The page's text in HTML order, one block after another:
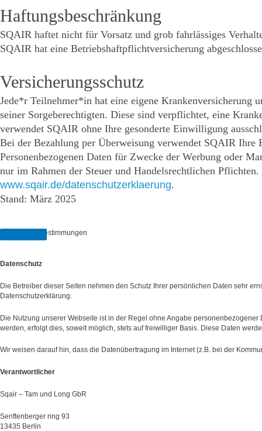
Haftungsbeschränkung
SQAIR haftet nicht für Vorsatz und grob fahrlässiges
SQAIR hat eine Betriebshaftpflichtversicherung
Versicherungsschutz
Jede*r Teilnehmer*in hat eine eigene
seiner Sorgeberechtigten. Diese sind verpflichtet, eine
verwendet SQAIR ohne Ihre gesonderte Einwilligung
Bei der Bezahlung per Überweisung verwendet SQAIR
Personenbezogenen Daten für Zwecke der Werbung oder
www.sqair.de/datenschutzerklaerung.
Stand: März 2025
Datenschutzbestimmungen
Datenschutz
Die Betreiber dieser Seiten nehmen den Schutz Ihrer persönlichen Daten sehr
Datenschutzerklärung.
Die Nutzung unserer Webseite ist in der Regel ohne Angabe
werden, erfolgt dies, soweit möglich, stets auf freiwilliger Basis. Diese Daten
Wir weisen darauf hin, dass die Datenübertragung im Internet (z.B. bei der
Verantwortlicher
Sqair – Tam und Long GbR
Senftenberger ring 93
13435 Berlin